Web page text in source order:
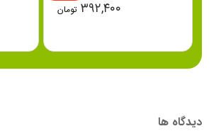
۳۹۲,۴۰۰ تومان
دیدگاه ها